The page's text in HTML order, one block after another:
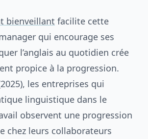
bienveillant facilite cette
qui encourage ses
l’anglais au quotidien crée
propice à la progression.
les entreprises qui
linguistique dans le
observent une progression
chez leurs collaborateurs